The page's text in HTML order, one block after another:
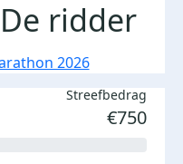
ridder
2026
Streefbedrag
€750